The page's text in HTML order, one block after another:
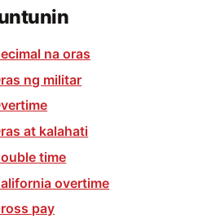
na oras
ng militar
at kalahati
time
overtime
pay